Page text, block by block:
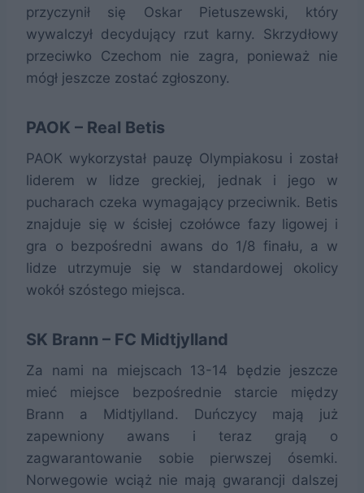
przyczynił się Oskar Pietuszewski, który
wywalczył decydujący rzut karny. Skrzydłowy
przeciwko Czechom nie zagra, ponieważ nie
mógł jeszcze zostać zgłoszony.
PAOK – Real Betis
PAOK wykorzystał pauzę Olympiakosu i został
liderem w lidze greckiej, jednak i jego w
pucharach czeka wymagający przeciwnik. Betis
znajduje się w ścisłej czołówce fazy ligowej i
gra o bezpośredni awans do 1/8 finału, a w
lidze utrzymuje się w standardowej okolicy
wokół szóstego miejsca.
SK Brann – FC Midtjylland
Za nami na miejscach 13-14 będzie jeszcze
mieć miejsce bezpośrednie starcie między
Brann a Midtjylland. Duńczycy mają już
zapewniony awans i teraz grają o
zagwarantowanie sobie pierwszej ósemki.
Norwegowie wciąż nie mają gwarancji dalszej